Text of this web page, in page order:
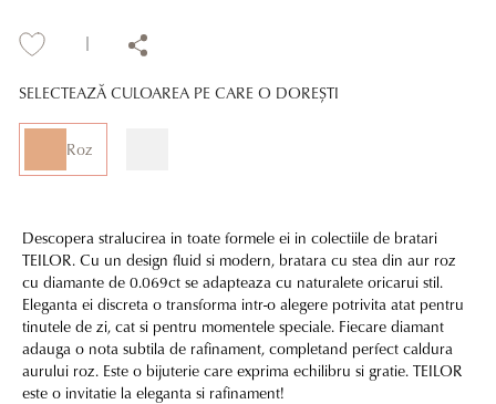
SELECTEAZĂ CULOAREA PE CARE O DOREȘTI
Roz
Descopera stralucirea in toate formele ei in colectiile de bratari
TEILOR. Cu un design fluid si modern, bratara cu stea din aur roz
cu diamante de 0.069ct se adapteaza cu naturalete oricarui stil.
Eleganta ei discreta o transforma intr-o alegere potrivita atat pentru
tinutele de zi, cat si pentru momentele speciale. Fiecare diamant
adauga o nota subtila de rafinament, completand perfect caldura
aurului roz. Este o bijuterie care exprima echilibru si gratie. TEILOR
este o invitatie la eleganta si rafinament!